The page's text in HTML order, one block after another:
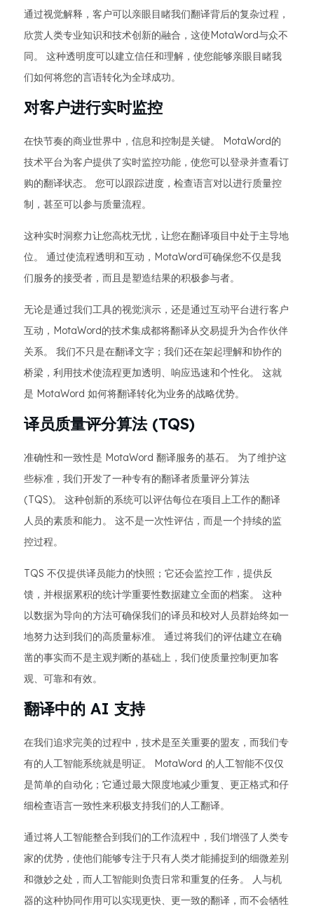
通过视觉解释，客户可以亲眼目睹我们翻译背后的复杂过程，
欣赏人类专业知识和技术创新的融合，这使MotaWord与众不
同。 这种透明度可以建立信任和理解，使您能够亲眼目睹我
们如何将您的言语转化为全球成功。
对客户进行实时监控
在快节奏的商业世界中，信息和控制是关键。 MotaWord的
技术平台为客户提供了实时监控功能，使您可以登录并查看订
购的翻译状态。 您可以跟踪进度，检查语言对以进行质量控
制，甚至可以参与质量流程。
这种实时洞察力让您高枕无忧，让您在翻译项目中处于主导地
位。 通过使流程透明和互动，MotaWord可确保您不仅是我
们服务的接受者，而且是塑造结果的积极参与者。
无论是通过我们工具的视觉演示，还是通过互动平台进行客户
互动，MotaWord的技术集成都将翻译从交易提升为合作伙伴
关系。 我们不只是在翻译文字；我们还在架起理解和协作的
桥梁，利用技术使流程更加透明、响应迅速和个性化。 这就
是 MotaWord 如何将翻译转化为业务的战略优势。
译员质量评分算法 (TQS)
准确性和一致性是 MotaWord 翻译服务的基石。 为了维护这
些标准，我们开发了一种专有的翻译者质量评分算法
(TQS)。 这种创新的系统可以评估每位在项目上工作的翻译
人员的素质和能力。 这不是一次性评估，而是一个持续的监
控过程。
TQS 不仅提供译员能力的快照；它还会监控工作，提供反
馈，并根据累积的统计学重要性数据建立全面的档案。 这种
以数据为导向的方法可确保我们的译员和校对人员群始终如一
地努力达到我们的高质量标准。 通过将我们的评估建立在确
凿的事实而不是主观判断的基础上，我们使质量控制更加客
观、可靠和有效。
翻译中的 AI 支持
在我们追求完美的过程中，技术是至关重要的盟友，而我们专
有的人工智能系统就是明证。 MotaWord 的人工智能不仅仅
是简单的自动化；它通过最大限度地减少重复、更正格式和仔
细检查语言一致性来积极支持我们的人工翻译。
通过将人工智能整合到我们的工作流程中，我们增强了人类专
家的优势，使他们能够专注于只有人类才能捕捉到的细微差别
和微妙之处，而人工智能则负责日常和重复的任务。 人与机
器的这种协同作用可以实现更快、更一致的翻译，而不会牺牲